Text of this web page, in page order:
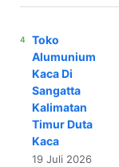
Toko
Alumunium
Kaca Di
Sangatta
Kalimatan
Timur Duta
Kaca
19 Juli 2026